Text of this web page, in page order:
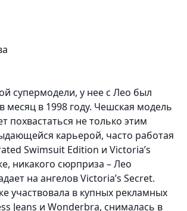
супермодели, у нее с Лео был
месяц в 1998 году. Чешская модель
похвастаться не только этим
карьерой, часто работая
Swimsuit Edition и Victoria’s
никакого сюрприза – Лео
на ангелов Victoria’s Secret.
участвовала в купных рекламных
Jeans и Wonderbra, снималась в